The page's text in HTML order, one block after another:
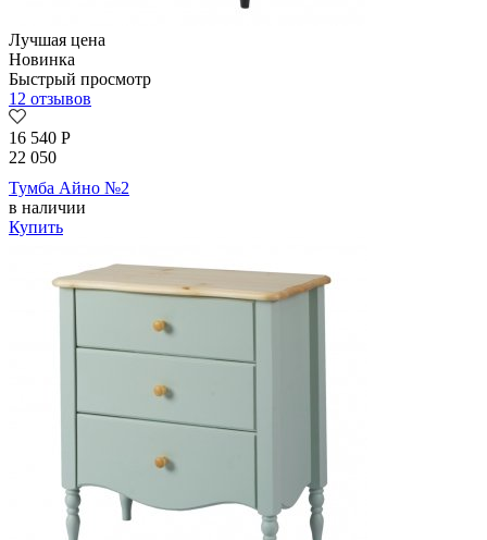
Лучшая цена
Новинка
Быстрый просмотр
12 отзывов
16 540 Р
22 050
Тумба Айно №2
в наличии
Купить